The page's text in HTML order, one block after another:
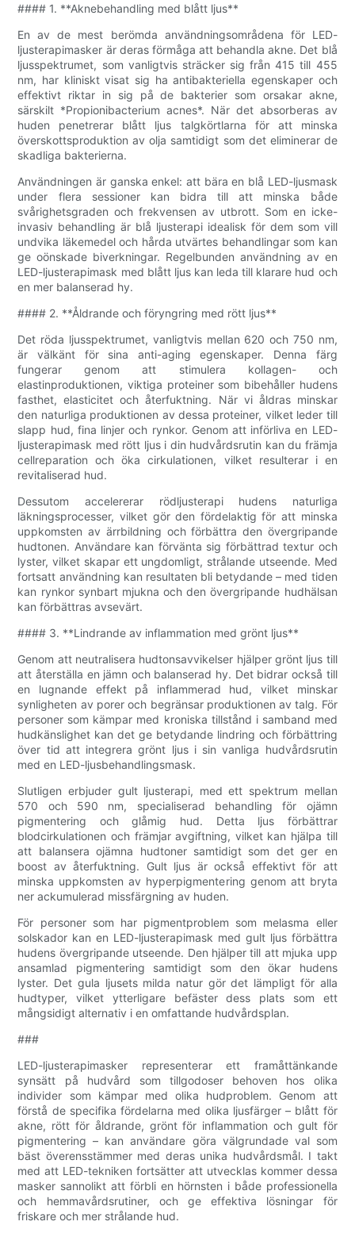
#### 1. **Aknebehandling med blått ljus**
En av de mest berömda användningsområdena för LED-
ljusterapimasker är deras förmåga att behandla akne. Det blå
ljusspektrumet, som vanligtvis sträcker sig från 415 till 455
nm, har kliniskt visat sig ha antibakteriella egenskaper och
effektivt riktar in sig på de bakterier som orsakar akne,
särskilt *Propionibacterium acnes*. När det absorberas av
huden penetrerar blått ljus talgkörtlarna för att minska
överskottsproduktion av olja samtidigt som det eliminerar de
skadliga bakterierna.
Användningen är ganska enkel: att bära en blå LED-ljusmask
under flera sessioner kan bidra till att minska både
svårighetsgraden och frekvensen av utbrott. Som en icke-
invasiv behandling är blå ljusterapi idealisk för dem som vill
undvika läkemedel och hårda utvärtes behandlingar som kan
ge oönskade biverkningar. Regelbunden användning av en
LED-ljusterapimask med blått ljus kan leda till klarare hud och
en mer balanserad hy.
#### 2. **Åldrande och föryngring med rött ljus**
Det röda ljusspektrumet, vanligtvis mellan 620 och 750 nm,
är välkänt för sina anti-aging egenskaper. Denna färg
fungerar genom att stimulera kollagen- och
elastinproduktionen, viktiga proteiner som bibehåller hudens
fasthet, elasticitet och återfuktning. När vi åldras minskar
den naturliga produktionen av dessa proteiner, vilket leder till
slapp hud, fina linjer och rynkor. Genom att införliva en LED-
ljusterapimask med rött ljus i din hudvårdsrutin kan du främja
cellreparation och öka cirkulationen, vilket resulterar i en
revitaliserad hud.
Dessutom accelererar rödljusterapi hudens naturliga
läkningsprocesser, vilket gör den fördelaktig för att minska
uppkomsten av ärrbildning och förbättra den övergripande
hudtonen. Användare kan förvänta sig förbättrad textur och
lyster, vilket skapar ett ungdomligt, strålande utseende. Med
fortsatt användning kan resultaten bli betydande – med tiden
kan rynkor synbart mjukna och den övergripande hudhälsan
kan förbättras avsevärt.
#### 3. **Lindrande av inflammation med grönt ljus**
Genom att neutralisera hudtonsavvikelser hjälper grönt ljus till
att återställa en jämn och balanserad hy. Det bidrar också till
en lugnande effekt på inflammerad hud, vilket minskar
synligheten av porer och begränsar produktionen av talg. För
personer som kämpar med kroniska tillstånd i samband med
hudkänslighet kan det ge betydande lindring och förbättring
över tid att integrera grönt ljus i sin vanliga hudvårdsrutin
med en LED-ljusbehandlingsmask.
Slutligen erbjuder gult ljusterapi, med ett spektrum mellan
570 och 590 nm, specialiserad behandling för ojämn
pigmentering och glåmig hud. Detta ljus förbättrar
blodcirkulationen och främjar avgiftning, vilket kan hjälpa till
att balansera ojämna hudtoner samtidigt som det ger en
boost av återfuktning. Gult ljus är också effektivt för att
minska uppkomsten av hyperpigmentering genom att bryta
ner ackumulerad missfärgning av huden.
För personer som har pigmentproblem som melasma eller
solskador kan en LED-ljusterapimask med gult ljus förbättra
hudens övergripande utseende. Den hjälper till att mjuka upp
ansamlad pigmentering samtidigt som den ökar hudens
lyster. Det gula ljusets milda natur gör det lämpligt för alla
hudtyper, vilket ytterligare befäster dess plats som ett
mångsidigt alternativ i en omfattande hudvårdsplan.
###
LED-ljusterapimasker representerar ett framåttänkande
synsätt på hudvård som tillgodoser behoven hos olika
individer som kämpar med olika hudproblem. Genom att
förstå de specifika fördelarna med olika ljusfärger – blått för
akne, rött för åldrande, grönt för inflammation och gult för
pigmentering – kan användare göra välgrundade val som
bäst överensstämmer med deras unika hudvårdsmål. I takt
med att LED-tekniken fortsätter att utvecklas kommer dessa
masker sannolikt att förbli en hörnsten i både professionella
och hemmavårdsrutiner, och ge effektiva lösningar för
friskare och mer strålande hud.